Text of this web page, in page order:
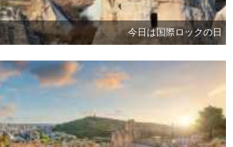
今日は国際ロックの日